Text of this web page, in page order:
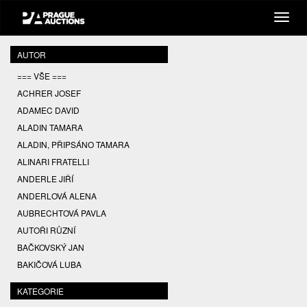
AUTOR
=== VŠE ===
ACHRER JOSEF
ADAMEC DAVID
ALADIN TAMARA
ALADIN, PŘIPSÁNO TAMARA
ALINARI FRATELLI
ANDERLE JIŘÍ
ANDERLOVÁ ALENA
AUBRECHTOVÁ PAVLA
AUTOŘI RŮZNÍ
BAČKOVSKÝ JAN
BAKIČOVÁ LUBA
BALCAR JIŘÍ
BALCAR KAREL
KATEGORIE